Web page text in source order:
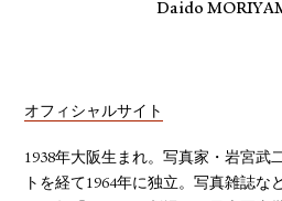
Daido
オフィシャルサイト
1938年大阪生まれ。写真家・岩宮武
トを経て1964年に独立。写真雑誌な